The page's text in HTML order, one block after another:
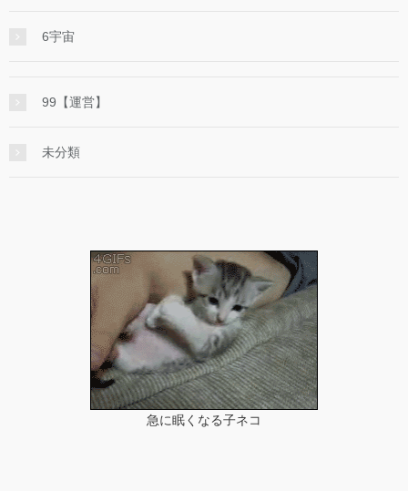
6宇宙
99【運営】
未分類
急に眠くなる子ネコ